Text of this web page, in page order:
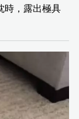
時，露出極具